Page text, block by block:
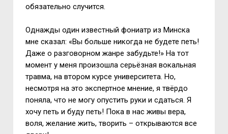
обязательно случится.
Однажды один известный фониатр из Минска
мне сказал: «Вы больше никогда не будете петь!
Даже о разговорном жанре забудьте!» На тот
момент у меня произошла серьёзная вокальная
травма, на втором курсе университета. Но,
несмотря на это экспертное мнение, я твёрдо
поняла, что не могу опустить руки и сдаться. Я
хочу петь и буду петь! Пока в нас живы вера,
воля, желание жить, творить – открываются все